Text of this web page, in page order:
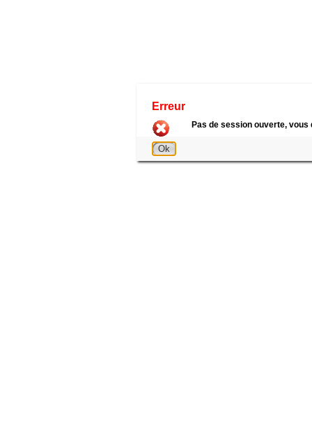
Erreur
Pas de session ouverte,